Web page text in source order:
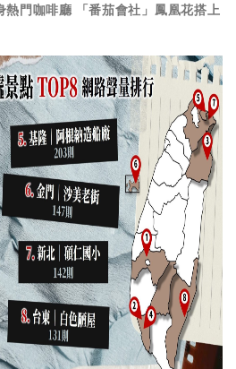
熱門咖啡廳 「番茄會社」鳳凰花搭上